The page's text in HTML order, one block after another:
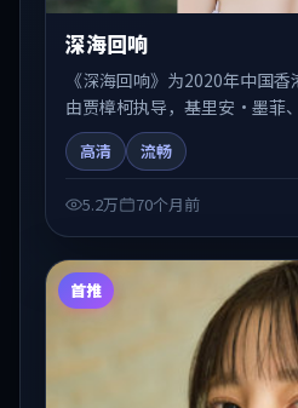
深海回响
《深海回响》为2020年中国香
由贾樟柯执导，基里安·墨菲
在人物弧光与节奏推进中展开
感。适合关注国产在线观看、
高清 流畅
5.2万 70个月前
首推